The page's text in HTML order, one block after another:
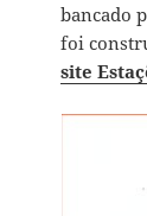
bancado
foi
site